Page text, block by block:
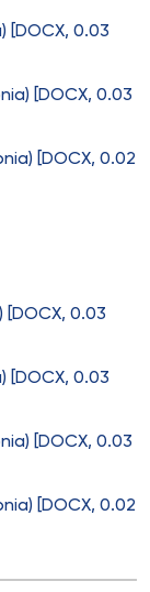
[DOCX, 0.03
[DOCX, 0.03
[DOCX, 0.02
[DOCX, 0.03
[DOCX, 0.03
[DOCX, 0.03
[DOCX, 0.02